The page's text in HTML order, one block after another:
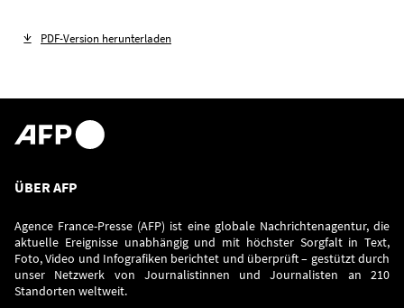
PDF-Version herunterladen
ÜBER AFP
Agence France-Presse (AFP) ist eine globale Nachrichtenagentur, die
aktuelle Ereignisse unabhängig und mit höchster Sorgfalt in Text,
Foto, Video und Infografiken berichtet und überprüft – gestützt durch
unser Netzwerk von Journalistinnen und Journalisten an 210
Standorten weltweit.